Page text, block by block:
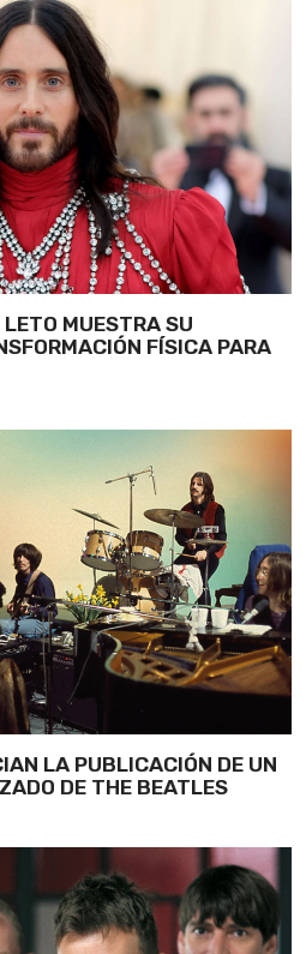
MUESTRA SU
FÍSICA PARA
LA PUBLICACIÓN DE UN
DE THE BEATLES